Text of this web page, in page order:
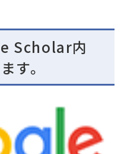
Scholar内
す。